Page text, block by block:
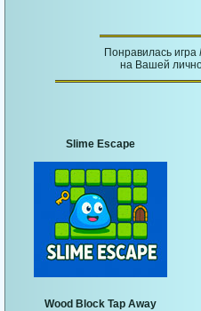
Понравилась игра
на Вашей
Slime Escape
Wood Block Tap Away